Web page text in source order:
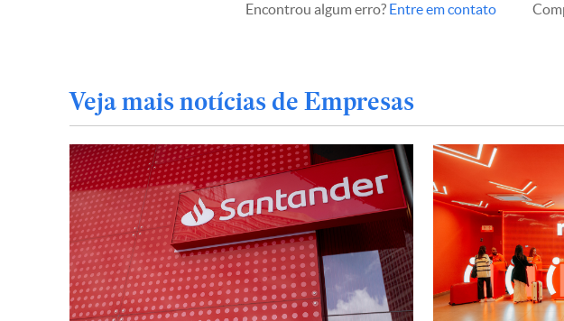
Encontrou algum erro? Entre em contato
Veja mais notícias de Empresas